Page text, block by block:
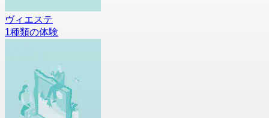
ヴィエステ
1種類の体験